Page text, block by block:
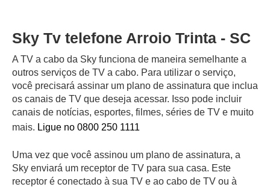
Sky Tv telefone Arroio Trinta - SC
A TV a cabo da Sky funciona de maneira semelhante a
outros serviços de TV a cabo. Para utilizar o serviço,
você precisará assinar um plano de assinatura que inclua
os canais de TV que deseja acessar. Isso pode incluir
canais de notícias, esportes, filmes, séries de TV e muito
mais. Ligue no 0800 250 1111
Uma vez que você assinou um plano de assinatura, a
Sky enviará um receptor de TV para sua casa. Este
receptor é conectado à sua TV e ao cabo de TV ou à